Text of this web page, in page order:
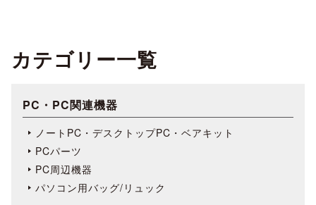
カテゴリー一覧
PC・PC関連機器
ノートPC・デスクトップPC・ベアキット
PCパーツ
PC周辺機器
パソコン用バッグ/リュック